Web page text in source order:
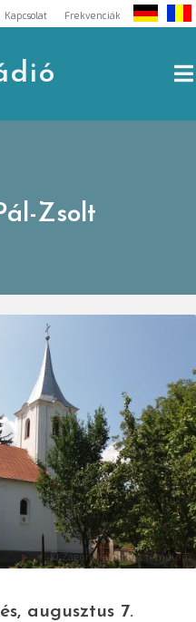
Kapcsolat Frekvenciák
Zsolt
© Zágoni katolikus templom
augusztus 7.